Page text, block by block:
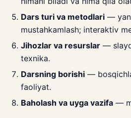
Dars turi va metodlari —
mustahkamlash; interaktiv
Jihozlar va resurslar —
texnika.
Darsning borishi —
faoliyat.
Baholash va uyga vazifa —